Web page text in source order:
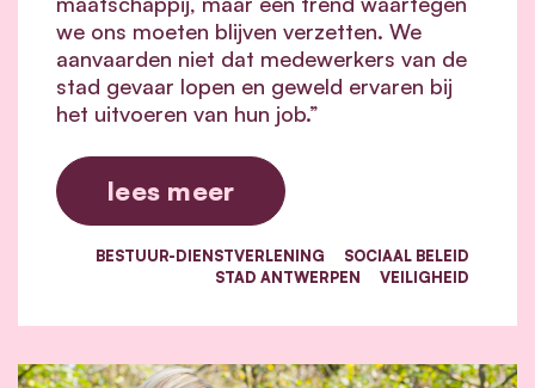
we ons moeten blijven verzetten. We
aanvaarden niet dat medewerkers van de
stad gevaar lopen en geweld ervaren bij
het uitvoeren van hun job.”
lees meer
BESTUUR-DIENSTVERLENING
SOCIAAL BELEID
STAD ANTWERPEN
VEILIGHEID